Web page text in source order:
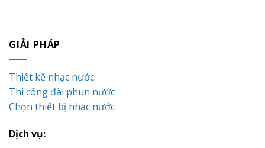
GIẢI PHÁP
Thiết kế nhạc nước
Thi công đài phun nước
Chọn thiết bị nhạc nước
Dịch vụ: